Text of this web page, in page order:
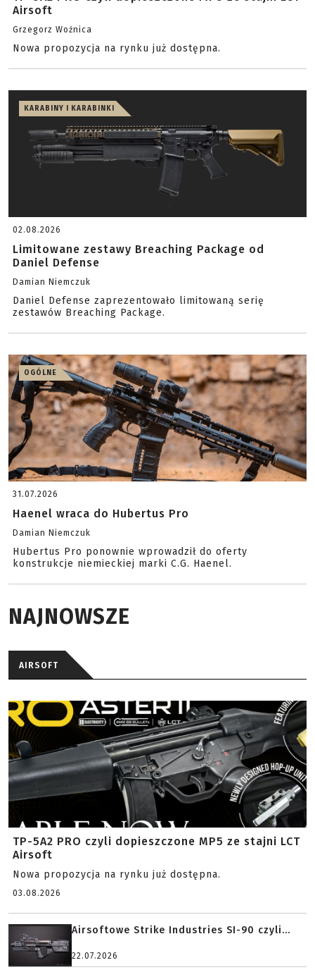
Airsoft
Grzegorz Woźnica
Nowa propozycja na rynku już dostępna.
KARABINY I KARABINKI
02.08.2026
Limitowane zestawy Breaching Package od
Daniel Defense
Damian Niemczuk
Daniel Defense zaprezentowało limitowaną serię
zestawów Breaching Package.
OGÓLNE
31.07.2026
Haenel wraca do Hubertus Pro
Damian Niemczuk
Hubertus Pro ponownie wprowadził do oferty
konstrukcje niemieckiej marki C.G. Haenel.
NAJNOWSZE
AIRSOFT
TP-5A2 PRO czyli dopieszczone MP5 ze stajni LCT
Airsoft
Nowa propozycja na rynku już dostępna.
03.08.2026
Airsoftowe Strike Industries SI-90 czyli...
22.07.2026